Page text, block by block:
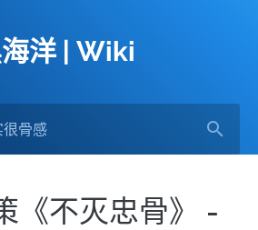
洋 | Wiki
《不灭忠骨》 -